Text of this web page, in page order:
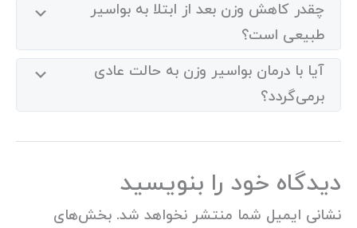
چقدر کاهش وزن بعد از ابتلا به بواسیر
طبیعی است؟
آیا با درمان بواسیر وزن به حالت عادی
برمی‌گردد؟
دیدگاه‌ خود را بنویسید
نشانی ایمیل شما منتشر نخواهد شد. بخش‌های